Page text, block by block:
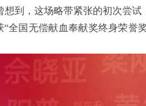
到，这场略带紧张的初次尝
全国无偿献血奉献奖终身荣誉